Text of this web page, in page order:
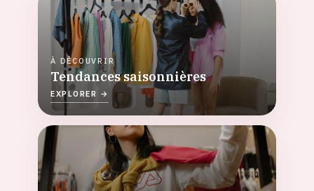
À DÉCOUVRIR
Tendances saisonnières
EXPLORER →